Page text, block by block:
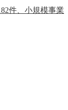
件、小規模事業